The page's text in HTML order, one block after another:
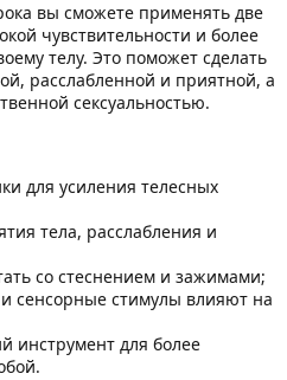
вы сможете применять две
чувствительности и более
телу. Это поможет сделать
расслабленной и приятной, а
сексуальностью.
для усиления телесных
тела, расслабления и
со стеснением и зажимами;
сенсорные стимулы влияют на
инструмент для более